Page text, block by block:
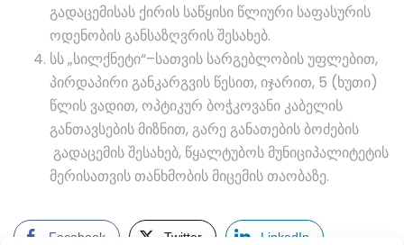
გადაცემისას ქირის საწყისი წლიური საფასურის
ოდენობის განსაზღვრის შესახებ.
სს „სილქნეტი“–სათვის სარგებლობის უფლებით,
პირდაპირი განკარგვის წესით, იჯარით, 5 (ხუთი)
წლის ვადით, ოპტიკურ ბოჭკოვანი კაბელის
განთავსების მიზნით, გარე განათების ბოძების
გადაცემის შესახებ, წყალტუბოს მუნიციპალიტეტის
მერისათვის თანხმობის მიცემის თაობაზე.
Facebook Twitter LinkedIn